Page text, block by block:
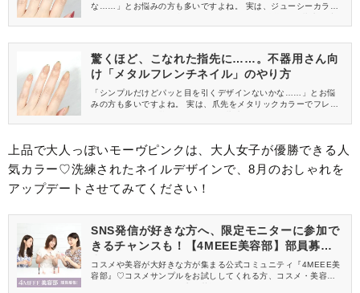
な……」とお悩みの方も多いですよね。 実は、ジューシーカラー
うんです。 今回は、不器用さん向けの「バイカラーネイル」のや
驚くほど、こなれた指先に……。不器用さん向
け「メタルフレンチネイル」のやり方
「シンプルだけどパッと目を引くデザインないかな……」とお悩
みの方も多いですよね。 実は、爪先をメタリックカラーでフレン
不器用さん向けの「メタルフレンチネイル」のやり方をご紹介し
上品で大人っぽいモーヴピンクは、大人女子が優勝できる人
気カラー♡洗練されたネイルデザインで、8月のおしゃれを
アップデートさせてみてください！
SNS発信が好きな方へ、限定モニターに参加で
きるチャンスも！【4MEEE美容部】部員募集
中
コスメや美容が大好きな方が集まる公式コミュニティ『4MEEE美
容部』♡コスメサンプルをお試ししてくれる方、コスメ・美容情報